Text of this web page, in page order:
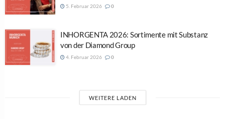
5. Februar 2026 0
INHORGENTA 2026: Sortimente mit Substanz
von der Diamond Group
4. Februar 2026 0
WEITERE LADEN